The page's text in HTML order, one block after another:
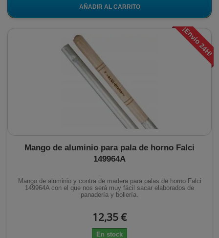
AÑADIR AL CARRITO
¡Envio 24H!
Mango de aluminio para pala de horno Falci
149964A
Mango de aluminio y contra de madera para palas de horno Falci
149964A con el que nos será muy fácil sacar elaborados de
panadería y bollería.
12,35 €
En stock